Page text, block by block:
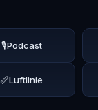
🎙️Podcast
📏Luftlinie